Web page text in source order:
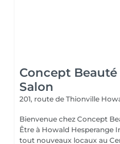
Concept Beauté
Salon
201, route de Thionville
Bienvenue chez Concept Beauté L'Expérience
Être à Howald Hesperange
tout nouveaux locaux au